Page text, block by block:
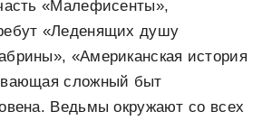
«Малефисенты»,
«Леденящих душу
«Американская история
сложный быт
Ведьмы окружают со всех